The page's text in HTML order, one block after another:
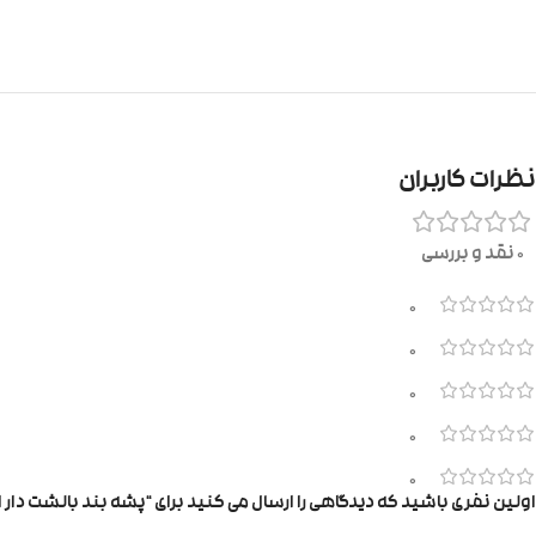
نظرات کاربران
0 نقد و بررسی
0
0
0
0
0
اولین نفری باشید که دیدگاهی را ارسال می کنید برای “پشه بند بالشت دار